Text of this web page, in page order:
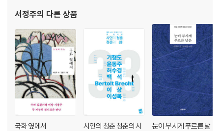
한 바 있다. (1915
서정주의 다른 상품
국화 옆에서 시인의 청춘 청춘의 시
눈이 부시게 푸르른 날